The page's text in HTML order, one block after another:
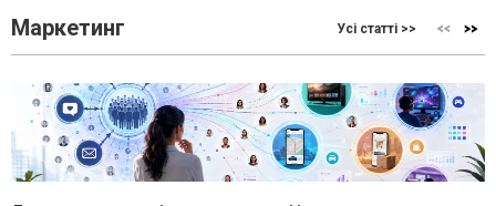
Маркетинг Усі статті >>